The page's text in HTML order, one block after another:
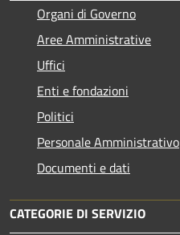
Organi di Governo
Aree Amministrative
Uffici
Enti e fondazioni
Politici
Personale Amministrativo
Documenti e dati
CATEGORIE DI SERVIZIO